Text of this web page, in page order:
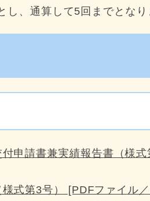
、通算して5回までとなり
申請書兼実績報告書（様
式第3号） [PDFファイル